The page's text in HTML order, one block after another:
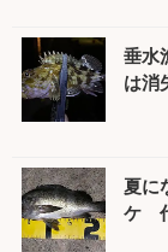
垂水
は消
夏に
ケ